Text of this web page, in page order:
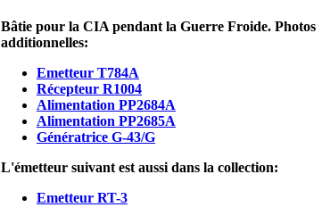
Bâtie pour la CIA pendant la Guerre Froide. Photos
additionnelles:
Emetteur T784A
Récepteur R1004
Alimentation PP2684A
Alimentation PP2685A
Génératrice G-43/G
L'émetteur suivant est aussi dans la collection:
Emetteur RT-3